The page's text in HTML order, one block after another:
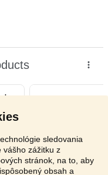
sledovania
vášho zážitku z
stránok, na to, aby
obsah a